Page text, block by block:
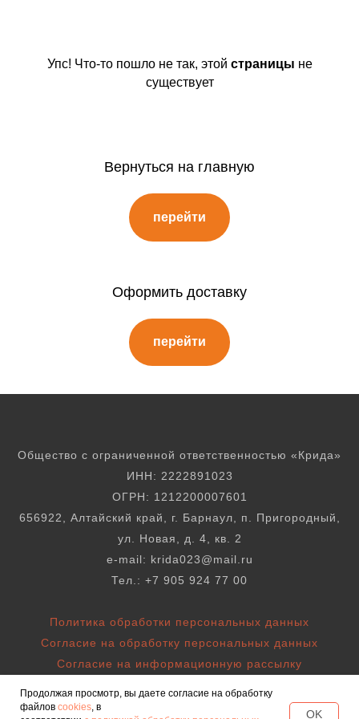
Упс! Что-то пошло не так, этой страницы не
существует
Вернуться на главную
перейти
Оформить доставку
перейти
Общество с ограниченной ответственностью «Крида»
ИНН: 2222891023
ОГРН: 1212200007601
656922, Алтайский край, г. Барнаул, п. Пригородный,
ул. Новая, д. 4, кв. 2
е-mail: krida023@mail.ru
Тел.: +7 905 924 77 00
Политика обработки персональных данных
Согласие на обработку персональных данных
Согласие на информационную рассылку
Продолжая просмотр, вы даете согласие на обработку
файлов cookies, в
OK